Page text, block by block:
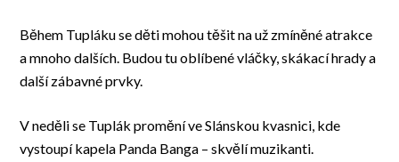
Během Tupláku se děti mohou těšit na už zmíněné atrakce
a mnoho dalších. Budou tu oblíbené vláčky, skákací hrady a
další zábavné prvky.
V neděli se Tuplák promění ve Slánskou kvasnici, kde
vystoupí kapela Panda Banga – skvělí muzikanti.